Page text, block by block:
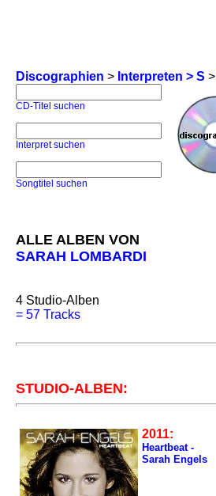
Discographien > Interpreten > S >
CD-Titel suchen
Interpret suchen
Songtitel suchen
ALLE ALBEN VON
SARAH LOMBARDI
4 Studio-Alben
= 57 Tracks
STUDIO-ALBEN:
2011:
Heartbeat -
Sarah Engels